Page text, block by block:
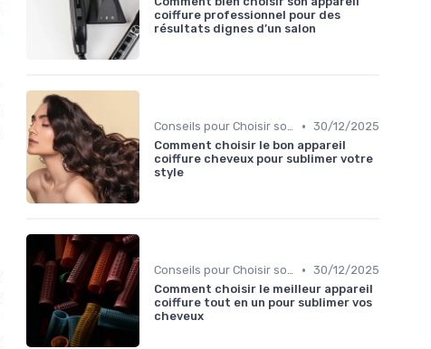
coiffure professionnel pour des
résultats dignes d’un salon
Conseils pour Choisir son Coiffeur • 30/12/2025
Comment choisir le bon appareil
coiffure cheveux pour sublimer votre
style
Conseils pour Choisir son Coiffeur • 30/12/2025
Comment choisir le meilleur appareil
coiffure tout en un pour sublimer vos
cheveux